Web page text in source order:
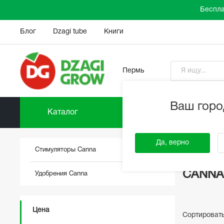
Блог Dzagi tube Книги
Пермь
Ваш
Да, верно
Каталог Прайс-
Стимуляторы Canna
Удобрения Canna
Цена
DzagiGrow
CANNA